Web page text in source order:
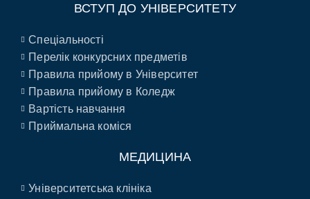
ВСТУП ДО УНІВЕРСИТЕТУ
Спеціальності
Перелік конкурсних предметів
Правила прийому в Університет
Правила прийому в Коледж
Вартість навчання
Приймальна коміся
МЕДИЦИНА
Університетська клініка